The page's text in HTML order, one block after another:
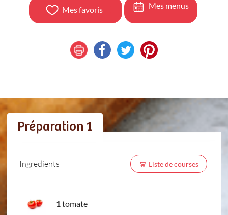
Mes favoris Mes menus
Préparation 1
Ingredients Liste de courses
1tomate